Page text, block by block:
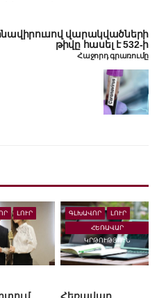
վարակվածների
թիվը հասել է 532-ի
Հաջորդ գրառումը
ԼՈՒՐ ԳԼԽԱՎՈՐ ԼՈՒՐ
ՀԵՌԱՎԱՐ
ԿՐԹՈՒԹՅՈՒՆ